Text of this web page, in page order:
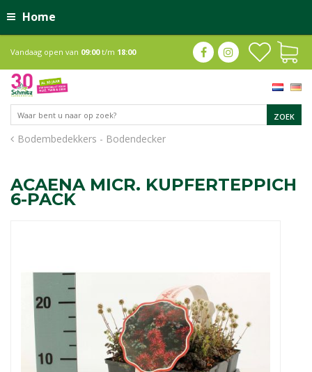
Home
Bodembedekkers - Bodendecker
Vandaag open van 09:00t/m 18:00
ACAENA MICR. KUPFERTEPPICH
6-PACK